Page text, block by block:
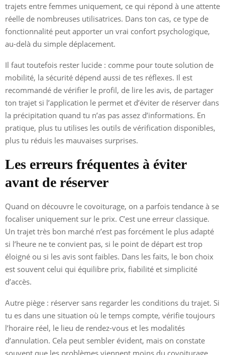
trajets entre femmes uniquement, ce qui répond à une attente
réelle de nombreuses utilisatrices. Dans ton cas, ce type de
fonctionnalité peut apporter un vrai confort psychologique,
au-delà du simple déplacement.
Il faut toutefois rester lucide : comme pour toute solution de
mobilité, la sécurité dépend aussi de tes réflexes. Il est
recommandé de vérifier le profil, de lire les avis, de partager
ton trajet si l’application le permet et d’éviter de réserver dans
la précipitation quand tu n’as pas assez d’informations. En
pratique, plus tu utilises les outils de vérification disponibles,
plus tu réduis les mauvaises surprises.
Les erreurs fréquentes à éviter
avant de réserver
Quand on découvre le covoiturage, on a parfois tendance à se
focaliser uniquement sur le prix. C’est une erreur classique.
Un trajet très bon marché n’est pas forcément le plus adapté
si l’heure ne te convient pas, si le point de départ est trop
éloigné ou si les avis sont faibles. Dans les faits, le bon choix
est souvent celui qui équilibre prix, fiabilité et simplicité
d’accès.
Autre piège : réserver sans regarder les conditions du trajet. Si
tu es dans une situation où le temps compte, vérifie toujours
l’horaire réel, le lieu de rendez-vous et les modalités
d’annulation. Cela peut sembler évident, mais on constate
souvent que les problèmes viennent moins du covoiturage